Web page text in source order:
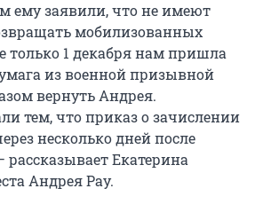
ему заявили, что не имеют
мобилизованных
только 1 декабря нам пришла
из военной призывной
вернуть Андрея.
тем, что приказ о зачислении
несколько дней после
Екатерина
Андрея Рау.